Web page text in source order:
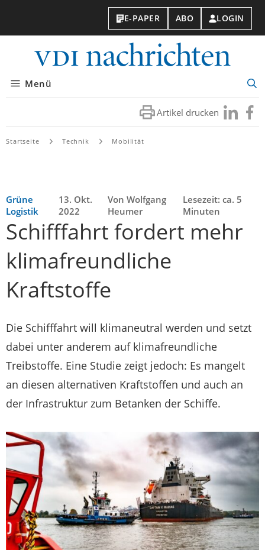
E-PAPER ABO LOGIN
Menü
Artikel drucken Besuchen
Sie
Sie
Startseite Technik Mobilität
Grüne
Logistik
13. Okt.
2022
Von Wolfgang
Heumer
Lesezeit: ca. 5
Minuten
Schifffahrt fordert mehr
klimafreundliche
Kraftstoffe
Die Schifffahrt will klimaneutral werden und setzt
dabei unter anderem auf klimafreundliche
Treibstoffe. Eine Studie zeigt jedoch: Es mangelt
an diesen alternativen Kraftstoffen und auch an
der Infrastruktur zum Betanken der Schiffe.